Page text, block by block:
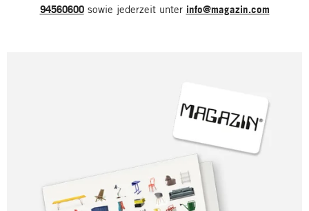
94560600sowie jederzeit unter info@magazin.com